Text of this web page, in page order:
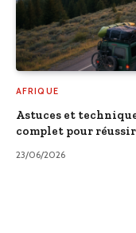
AFRIQUE
Astuces et
complet pour
23/06/2026